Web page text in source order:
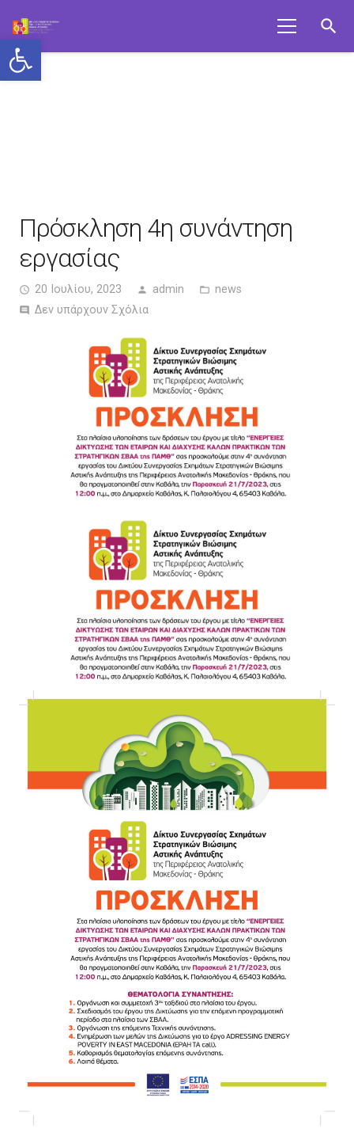
Ανοίξτε τη γραμμή εργαλείων
search
Πρόσκληση 4η συνάντηση
εργασίας
access_time 20 Ιουλίου, 2023 person admin folder_open news
comment Δεν υπάρχουν Σχόλια